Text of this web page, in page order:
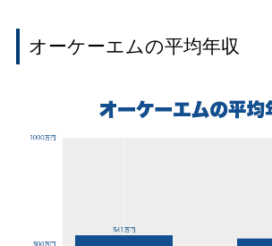
オーケーエムの平均年収